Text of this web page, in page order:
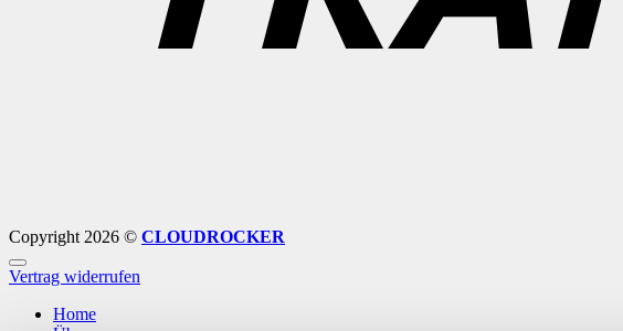
Copyright 2026 © CLOUDROCKER
Vertrag widerrufen
Home